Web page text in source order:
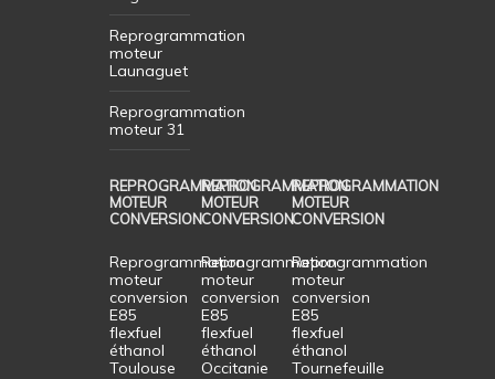
Reprogrammation
moteur
Launaguet
Reprogrammation
moteur 31
REPROGRAMMATION
MOTEUR
CONVERSION
Reprogrammation
moteur
conversion
E85
flexfuel
éthanol
Toulouse
REPROGRAMMATION
MOTEUR
CONVERSION
Reprogrammation
moteur
conversion
E85
flexfuel
éthanol
Occitanie
REPROGRAMMATION
MOTEUR
CONVERSION
Reprogrammation
moteur
conversion
E85
flexfuel
éthanol
Tournefeuille